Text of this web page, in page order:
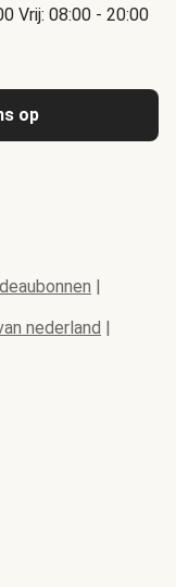
Vrij: 08:00 - 20:00
op
|
nederland |